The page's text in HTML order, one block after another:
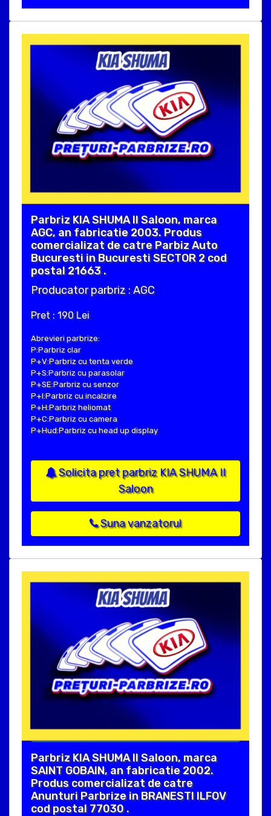
Parbriz KIA SHUMA II Saloon, marca
AGC, an fabricatie 2003. Produs
comercializat de catre Parbiz Auto
Bucuresti in Bucuresti SECTOR 2 cod
postal 21663 .
Producator parbriz : AGC
Pret : 190 Lei
Abrevieri parbrize:
P:Parbriz clar
P+V:Parbriz cu tenta verde
P+S:Parbriz cu parasolar
P+SE:Parbriz cu senzor
P+I:Parbriz cu incalzire
P+H:Parbriz heliomat
P+C:Parbriz cu camera
P+Hud:Parbriz cu head up display
Solicita pret parbriz KIA SHUMA II
Saloon
Suna vanzatorul
Parbriz KIA SHUMA II Saloon, marca
SAINT GOBAIN, an fabricatie 2002.
Produs comercializat de catre
Anunturi Parbrize in BRANESTI ILFOV
cod postal 77030 .